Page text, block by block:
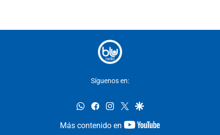
Síguenos en:
whatsappfacebookinstagram
twittergoogle
Más contenido en
youtube-